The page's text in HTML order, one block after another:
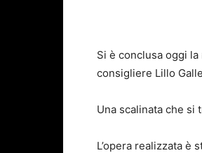
Si è conclusa oggi
consigliere Lillo
Una scalinata che si
L’opera realizzata è